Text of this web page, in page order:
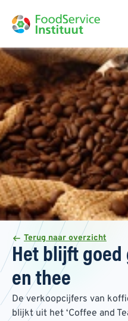
Terug naar overzicht
Het blijft goed
en thee
De verkoopcijfers van
blijkt uit het ‘Coffee and